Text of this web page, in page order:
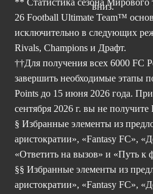
** Статистика сезона
26 Football Ultimate Team™
исключительно в следующих
Rivals, Champions и Драфт.
††Для получения всех 6000 FC
завершить необходимые этапы
Points до 15 июня 2026 года.
сентября 2026 г. вы не получите
§ Избранные элементы из
аристократии», «Fantasy FC»,
«Ответить на вызов» и «Путь к
§§ Избранные элементы из
аристократии», «Fantasy FC»,